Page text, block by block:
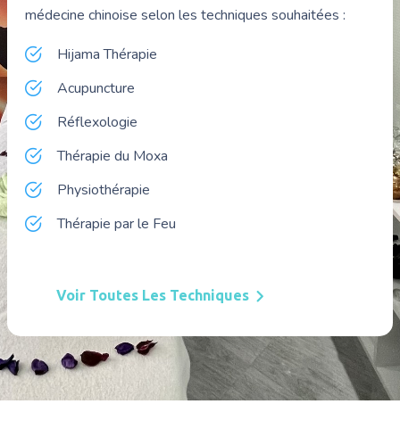
médecine chinoise selon les techniques souhaitées :
Hijama Thérapie
Acupuncture
Réflexologie
Thérapie du Moxa
Physiothérapie
Thérapie par le Feu
Voir Toutes Les Techniques